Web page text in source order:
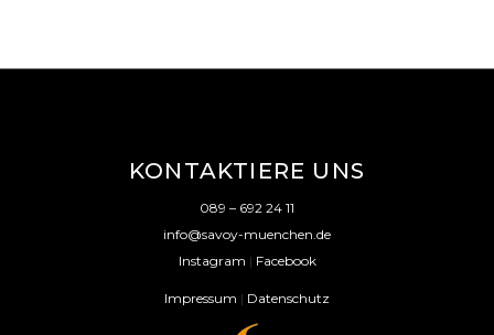
KONTAKTIERE UNS
089 – 692 24 11
info@savoy-muenchen.de
Instagram | Facebook
Impressum | Datenschutz